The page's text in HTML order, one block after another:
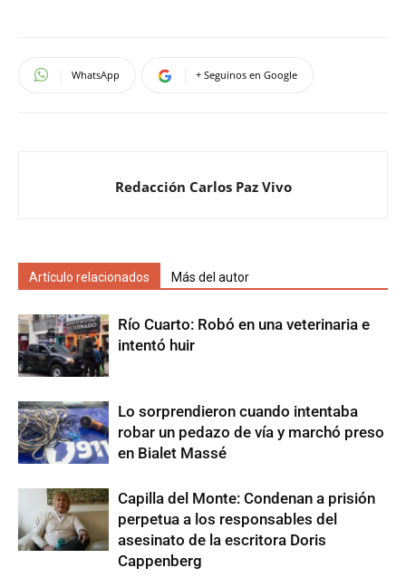
WhatsApp + Seguinos en Google
Redacción Carlos Paz Vivo
Artículo relacionados Más del autor
Río Cuarto: Robó en una veterinaria e
intentó huir
Lo sorprendieron cuando intentaba
robar un pedazo de vía y marchó preso
en Bialet Massé
Capilla del Monte: Condenan a prisión
perpetua a los responsables del
asesinato de la escritora Doris
Cappenberg